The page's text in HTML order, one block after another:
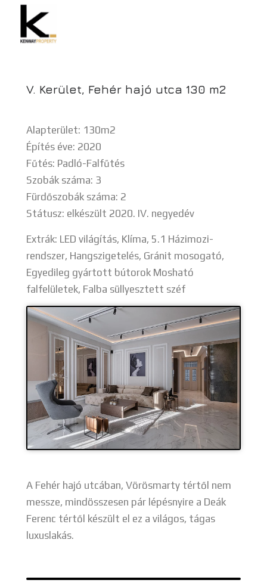
V. Kerület, Fehér hajó utca 130 m2
Alapterület: 130m2
Építés éve: 2020
Fűtés: Padló-Falfűtés
Szobák száma: 3
Fürdőszobák száma: 2
Státusz: elkészült 2020. IV. negyedév
Extrák: LED világítás, Klíma, 5.1 Házimozi-
rendszer, Hangszigetelés, Gránit mosogató,
Egyedileg gyártott bútorok Mosható
falfelületek, Falba süllyesztett széf
A Fehér hajó utcában, Vörösmarty tértől nem
messze, mindösszesen pár lépésnyire a Deák
Ferenc tértől készült el ez a világos, tágas
luxuslakás.